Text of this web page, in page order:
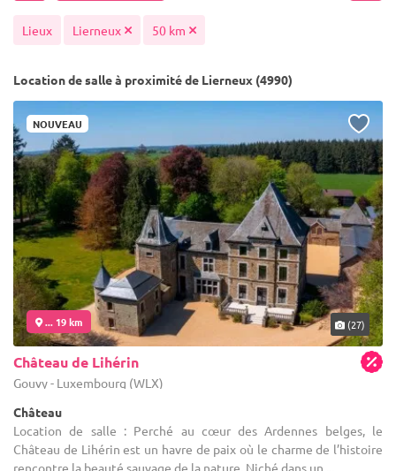
Lieux Lierneux 50 km
Location de salle à proximité de Lierneux (4990)
NOUVEAU
... 19 km (27)
Château de Lihérin
Gouvy - Luxembourg (WLX)
Château
Location de salle : Perché au cœur des Ardennes belges, le
Château de Lihérin est un havre de paix où le charme de l’histoire
rencontre la beauté sauvage de la nature. Niché dans un ...